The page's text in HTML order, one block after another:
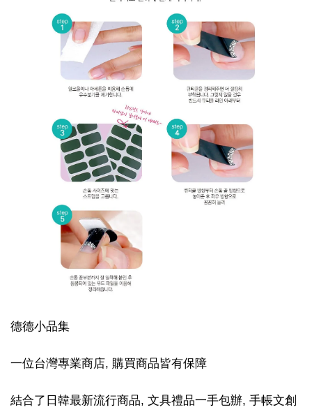
德德小品集
一位台灣專業商店, 購買商品皆有保障
結合了日韓最新流行商品, 文具禮品一手包辦, 手帳文創